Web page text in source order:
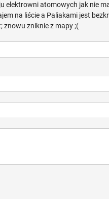
atomowych jak nie
na liście a Paliakami jest
znowu zniknie z mapy ;(